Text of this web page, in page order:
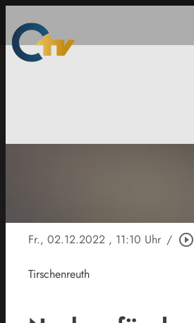
Fr., 02.12.2022 , 11:10 Uhr / play_circle_outline
Tirschenreuth